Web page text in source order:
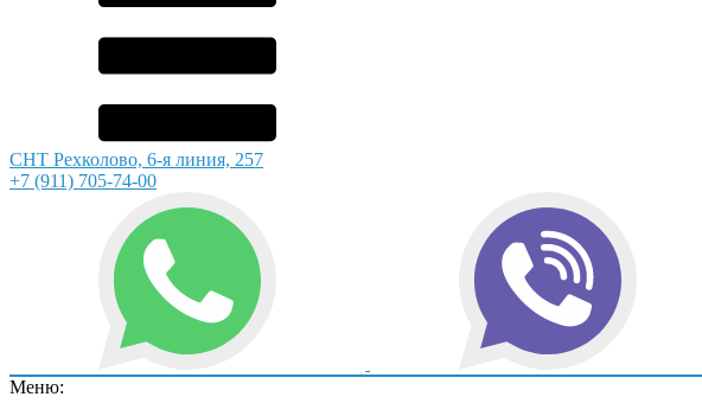
СНТ Рехколово, 6-я линия, 257
+7 (911) 705-74-00
Меню: